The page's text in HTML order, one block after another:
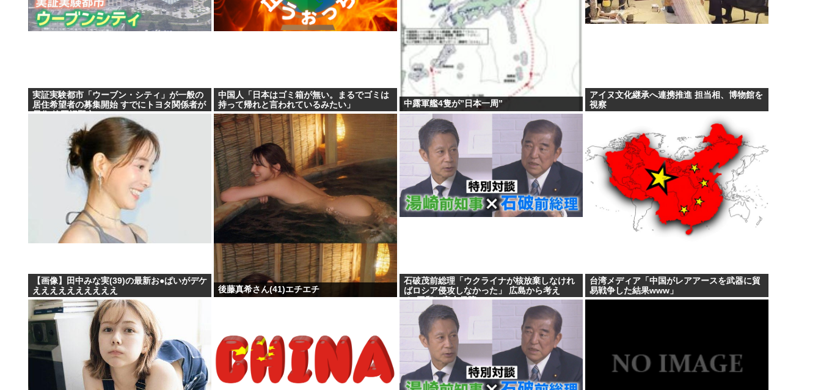
実証実験都市「ウーブン・シティ」が一般の
居住希望者の募集開始 すでにトヨタ関係者が
居住 静岡裾野市
中国人「日本はゴミ箱が無い。まるでゴミは
持って帰れと言われているみたい」
中露軍艦4隻が”日本一周”
アイヌ文化継承へ連携推進 担当相、博物館を
視察
【画像】田中みな実(39)の最新お●ぱいがデケ
ええええええええええ
後藤真希さん(41)エチエチ
石破茂前総理「ウクライナが核放棄しなけれ
ばロシア侵攻しなかった」 広島から考え
る”平和と安全保障”
台湾メディア「中国がレアアースを武器に貿
易戦争した結果www」